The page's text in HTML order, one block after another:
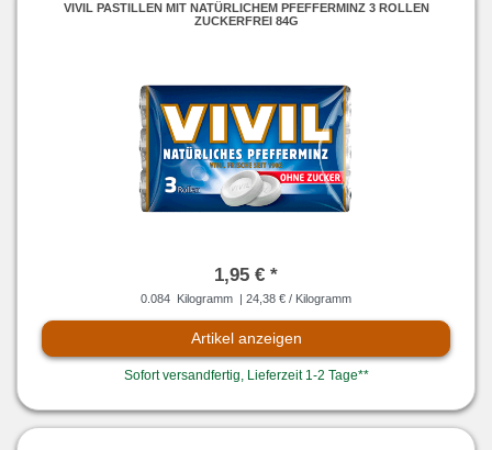
VIVIL PASTILLEN MIT NATÜRLICHEM PFEFFERMINZ 3 ROLLEN
ZUCKERFREI 84G
1,95 € *
0.084 Kilogramm | 24,38 € / Kilogramm
Artikel anzeigen
Sofort versandfertig, Lieferzeit 1-2 Tage**